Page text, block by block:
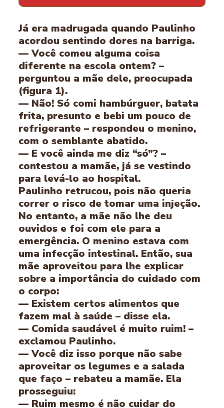
Já era madrugada quando Paulinho
acordou sentindo dores na barriga.
— Você comeu alguma coisa
diferente na escola ontem? –
perguntou a mãe dele, preocupada
(figura 1).
— Não! Só comi hambúrguer, batata
frita, presunto e bebi um pouco de
refrigerante – respondeu o menino,
com o semblante abatido.
— E você ainda me diz “só”? –
contestou a mamãe, já se vestindo
para levá-lo ao hospital.
Paulinho retrucou, pois não queria
correr o risco de tomar uma injeção.
No entanto, a mãe não lhe deu
ouvidos e foi com ele para a
emergência. O menino estava com
uma infecção intestinal. Então, sua
mãe aproveitou para lhe explicar
sobre a importância do cuidado com
o corpo:
— Existem certos alimentos que
fazem mal à saúde – disse ela.
— Comida saudável é muito ruim! –
exclamou Paulinho.
— Você diz isso porque não sabe
aproveitar os legumes e a salada
que faço – rebateu a mamãe. Ela
prosseguiu:
— Ruim mesmo é não cuidar do